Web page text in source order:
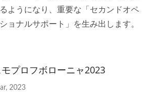
ようになり、重要な「セカンドオペ
ョナルサポート」を生み出します。
モプロフボローニャ2023
2023